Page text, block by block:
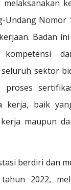
melaksanakan
Undang Nomor
Badan
seluruh sektor
proses
kerja, baik
maupun
berdiri dan
2022,